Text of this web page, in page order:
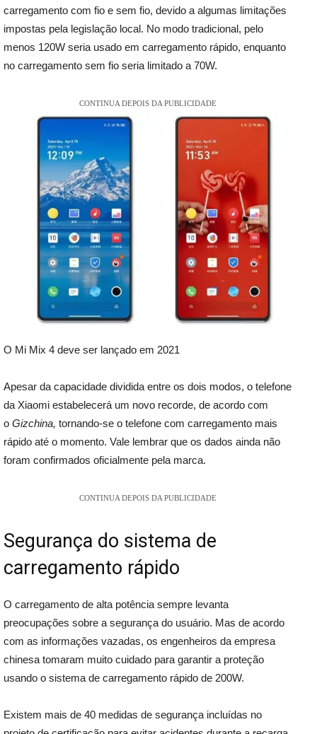
carregamento com fio e sem fio, devido a algumas limitações
impostas pela legislação local. No modo tradicional, pelo
menos 120W seria usado em carregamento rápido, enquanto
no carregamento sem fio seria limitado a 70W.
CONTINUA DEPOIS DA PUBLICIDADE
O Mi Mix 4 deve ser lançado em 2021
Apesar da capacidade dividida entre os dois modos, o telefone
da Xiaomi estabelecerá um novo recorde, de acordo com
o Gizchina, tornando-se o telefone com carregamento mais
rápido até o momento. Vale lembrar que os dados ainda não
foram confirmados oficialmente pela marca.
CONTINUA DEPOIS DA PUBLICIDADE
Segurança do sistema de
carregamento rápido
O carregamento de alta potência sempre levanta
preocupações sobre a segurança do usuário. Mas de acordo
com as informações vazadas, os engenheiros da empresa
chinesa tomaram muito cuidado para garantir a proteção
usando o sistema de carregamento rápido de 200W.
Existem mais de 40 medidas de segurança incluídas no